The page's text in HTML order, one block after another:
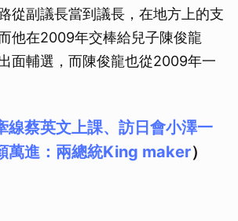
從副議長當到議長，在地方上的支
他在2009年交棒給兒子陳俊龍
面輔選，而陳俊龍也從2009年一
線蔡英文上課、訪日會小澤一
進：兩總統King maker）